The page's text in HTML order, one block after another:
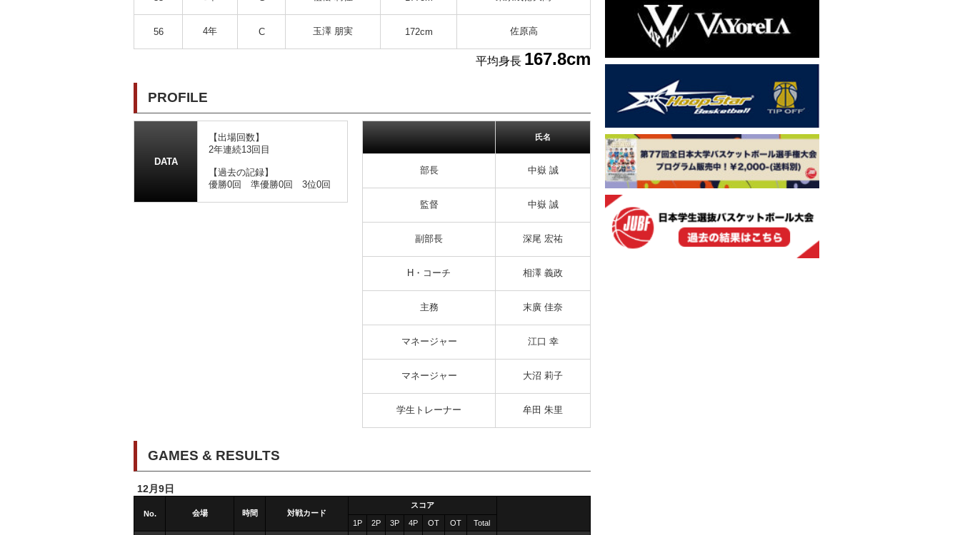
56 4年 C 玉澤 朋実 172cm 佐原高
平均身長 167.8cm
PROFILE
DATA
【出場回数】
2年連続13回目
【過去の記録】
優勝0回 準優勝0回 3位0回
氏名
部長 中嶽 誠
監督 中嶽 誠
副部長 深尾 宏祐
H・コーチ 相澤 義政
主務 末廣 佳奈
マネージャー 江口 幸
マネージャー 大沼 莉子
学生トレーナー 牟田 朱里
GAMES & RESULTS
12月9日
No. 会場 時間 対戦カード
スコア
1P 2P 3P 4P OT OT Total